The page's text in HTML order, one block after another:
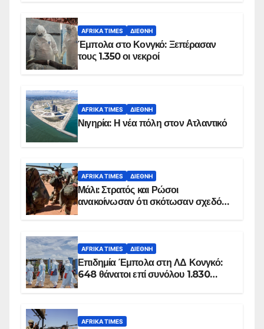
AFRIKA TIMES ΔΙΕΘΝΉ
Έμπολα στο Κονγκό: Ξεπέρασαν
τους 1.350 οι νεκροί
AFRIKA TIMES ΔΙΕΘΝΉ
Νιγηρία: Η νέα πόλη στον Ατλαντικό
AFRIKA TIMES ΔΙΕΘΝΉ
Μάλι: Στρατός και Ρώσοι
ανακοίνωσαν ότι σκότωσαν σχεδόν
AFRIKA TIMES ΔΙΕΘΝΉ
Επιδημία Έμπολα στη ΛΔ Κονγκό:
648 θάνατοι επί συνόλου 1.830
AFRIKA TIMES